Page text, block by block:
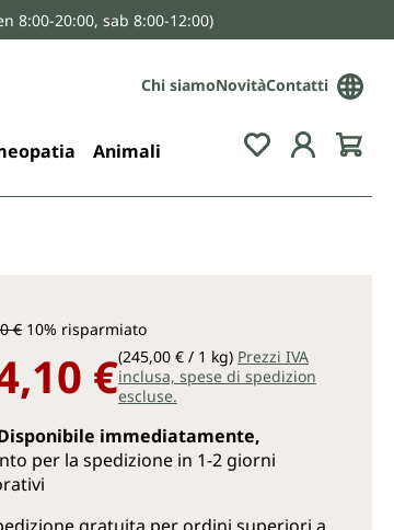
8:00-20:00, sab 8:00-12:00)
Chi siamoNovitàContatti
Animali You have 0
€ 10% risparmiato
€(245,00 € / 1 kg) Prezzi IVA
inclusa, spese di spedizion
escluse.
immediatamente,
per la spedizione in 1-2 giorni